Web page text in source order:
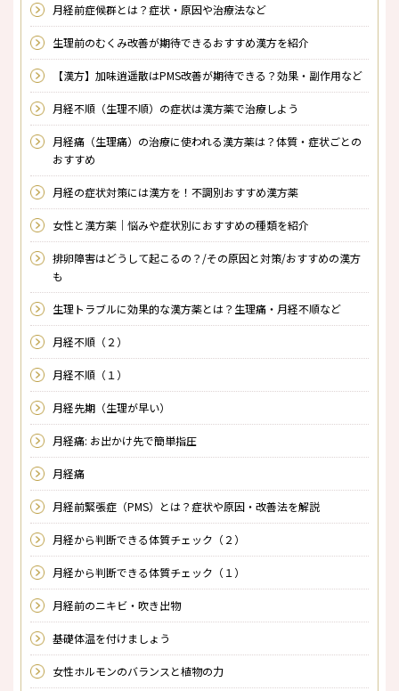
月経前症候群とは？症状・原因や治療法など
生理前のむくみ改善が期待できるおすすめ漢方を紹介
【漢方】加味逍遥散はPMS改善が期待できる？効果・副作用など
月経不順（生理不順）の症状は漢方薬で治療しよう
月経痛（生理痛）の治療に使われる漢方薬は？体質・症状ごとの
おすすめ
月経の症状対策には漢方を！不調別おすすめ漢方薬
女性と漢方薬｜悩みや症状別におすすめの種類を紹介
排卵障害はどうして起こるの？/その原因と対策/おすすめの漢方
も
生理トラブルに効果的な漢方薬とは？生理痛・月経不順など
月経不順（２）
月経不順（１）
月経先期（生理が早い）
月経痛: お出かけ先で簡単指圧
月経痛
月経前緊張症（PMS）とは？症状や原因・改善法を解説
月経から判断できる体質チェック（２）
月経から判断できる体質チェック（１）
月経前のニキビ・吹き出物
基礎体温を付けましょう
女性ホルモンのバランスと植物の力